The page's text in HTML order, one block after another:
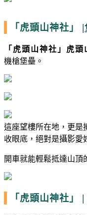
「虎頭山神社」 |
「 虎頭山神社 」虎頭
機槍堡壘。
這座望樓所在地，更是
收眼底，絕對是攝影愛
開車就能輕鬆抵達山頂
「虎頭山神社」 |